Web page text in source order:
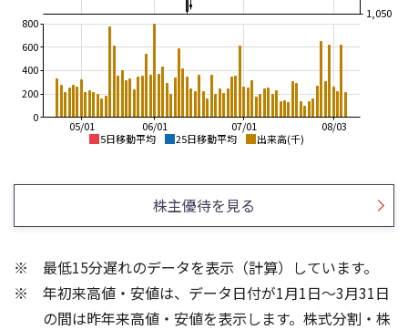
5日移動平均 25日移動平均 出来高(千)
08/03
07/01
06/01
05/01
1,050
0
200
400
600
800
500
1,000
2,000
0
500
1,500
2,000
株主優待を見る
最低15分遅れのデータを表示（計算）しています。
年初来高値・安値は、データ日付が1月1日～3月31日
の間は昨年来高値・安値を表示します。株式分割・株